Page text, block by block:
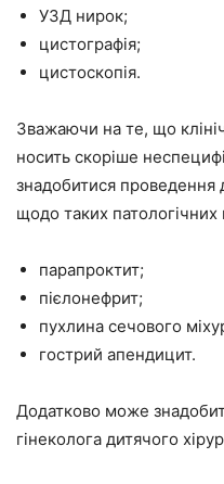
УЗД нирок;
цистографія;
цистоскопія.
Зважаючи на те, що
носить скоріше
знадобитися проведення
щодо таких патологічних
парапроктит;
пієлонефрит;
пухлина сечового
гострий апендицит.
Додатково може
гінеколога дитячого